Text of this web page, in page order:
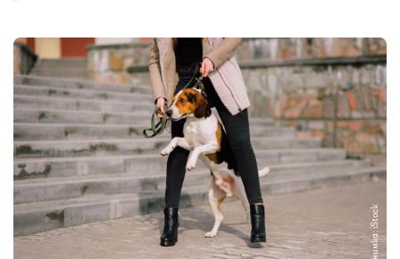
Снимка: iStock